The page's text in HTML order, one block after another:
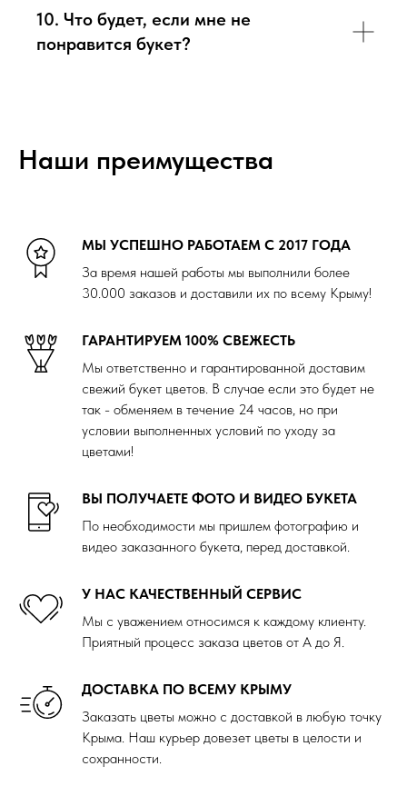
10. Что будет, если мне не
понравится букет?
Наши преимущества
МЫ УСПЕШНО РАБОТАЕМ С 2017 ГОДА
За время нашей работы мы выполнили более
30.000 заказов и доставили их по всему Крыму!
ГАРАНТИРУЕМ 100% СВЕЖЕСТЬ
Мы ответственно и гарантированной доставим
свежий букет цветов. В случае если это будет не
так - обменяем в течение 24 часов, но при
условии выполненных условий по уходу за
цветами!
ВЫ ПОЛУЧАЕТЕ ФОТО И ВИДЕО БУКЕТА
По необходимости мы пришлем фотографию и
видео заказанного букета, перед доставкой.
У НАС КАЧЕСТВЕННЫЙ СЕРВИС
Мы с уважением относимся к каждому клиенту.
Приятный процесс заказа цветов от А до Я.
ДОСТАВКА ПО ВСЕМУ КРЫМУ
Заказать цветы можно с доставкой в любую точку
Крыма. Наш курьер довезет цветы в целости и
сохранности.